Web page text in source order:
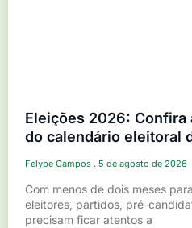
Eleições 2026: Confira
do calendário eleitoral
Felype Campos 5 de agosto de 2026
Com menos de dois meses
eleitores, partidos, pré-
precisam ficar atentos a